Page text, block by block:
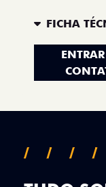
FICHA